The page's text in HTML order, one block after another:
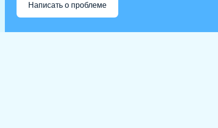
Написать о проблеме